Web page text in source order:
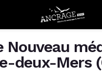
Nouveau
deux-Mers